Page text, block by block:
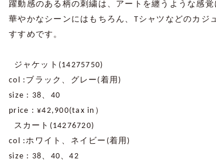
躍動感のある柄の刺繍は、アートを纏うような感覚
華やかなシーンにはもちろん、 Tシャツなどのカジ
すすめです。
ジャケット (14275750)
col : ブラック、グレー (着用 )
size : 38、 40
price : ¥42,900(tax in ）
スカート (14276720)
col :ホワイト、ネイビー (着用 )
size : 38、 40、42